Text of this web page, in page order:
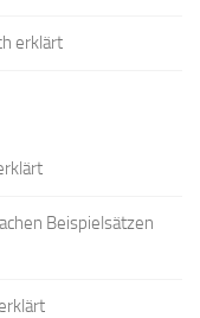
erklärt
Beispielsätzen